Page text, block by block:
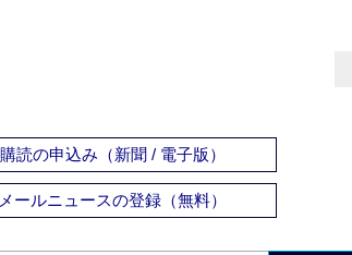
購読の申込み（新聞 / 電子版）
メールニュースの登録（無料）